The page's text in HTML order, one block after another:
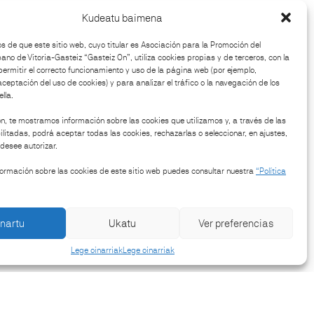
Kudeatu baimena
de que este sitio web, cuyo titular es Asociación para la Promoción del
de Vitoria-Gasteiz “Gasteiz On”, utiliza cookies propias y de terceros, con la
el correcto funcionamiento y uso de la página web (por ejemplo,
del uso de cookies) y para analizar el tráfico o la navegación de los
te mostramos información sobre las cookies que utilizamos y, a través de las
podrá aceptar todas las cookies, rechazarlas o seleccionar, en ajustes,
autorizar.
sobre las cookies de este sitio web puedes consultar nuestra “Política
Ukatu Ver preferencias
Lege oinarriakLege oinarriak